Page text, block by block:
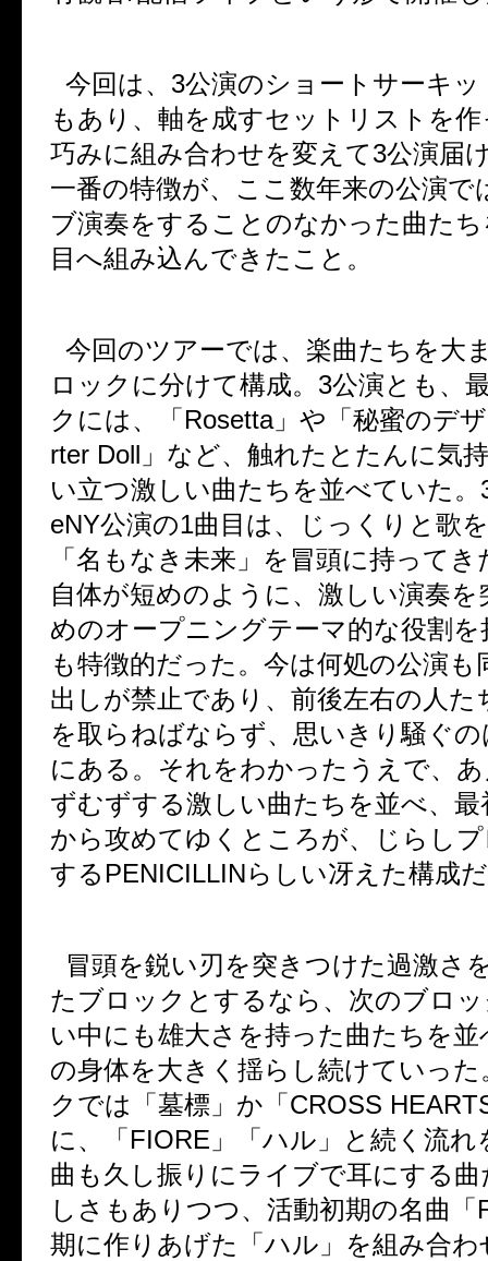
今回は、 3公演のショートサーキ
もあり、軸を成すセットリストを
巧みに組み合わせを変えて3公演届
一番の特徴が、ここ数年来の公演で
ブ演奏をすることのなかった曲た
目へ組み込んできたこと。
今回のツアーでは、楽曲たちを大
ロックに分けて構成。 3公演とも、
クには、「 Rosetta」や「秘蜜のデ
rter Doll 」など、触れたとたんに気
い立つ激しい曲たちを並べていた。
eNY公演の1曲目は、じっくりと歌
「名もなき未来」を冒頭に持って
自体が短めのように、激しい演奏
めのオープニングテーマ的な役割
も特徴的だった。今は何処の公演も
出しが禁止であり、前後左右の人た
を取らねばならず、思いきり騒ぐ
にある。それをわかったうえで、
ずむずする激しい曲たちを並べ、
から攻めてゆくところが、じらし
する PENICILLINらしい冴えた構成
冒頭を鋭い刃を突きつけた過激さ
たブロックとするなら、次のブロ
い中にも雄大さを持った曲たちを
の身体を大きく揺らし続けていっ
クでは「墓標」か「 CROSS
に、「 FIORE 」「ハル」と続く流
曲も久し振りにライブで耳にする
しさもありつつ、活動初期の名曲「
期に作りあげた「ハル」を組み合わ